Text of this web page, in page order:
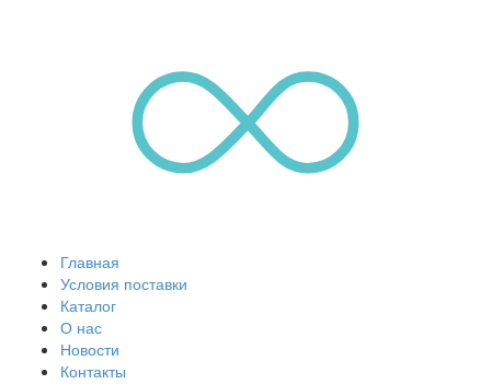
Главная
Условия поставки
Каталог
О нас
Новости
Контакты